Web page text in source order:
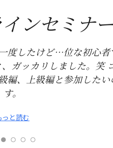
ンセミナ
度したけど…位な初心
ガッカリしました。笑
編、上級編と参加した
す。
っと読む